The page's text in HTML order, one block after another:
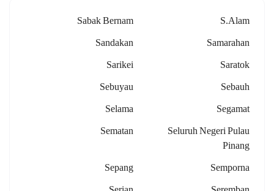
S.alam
Sabak Bernam
Samarahan
Sandakan
Saratok
Sarikei
Sebauh
Sebuyau
Segamat
Selama
Seluruh Negeri Pulau
Pinang
Sematan
Semporna
Sepang